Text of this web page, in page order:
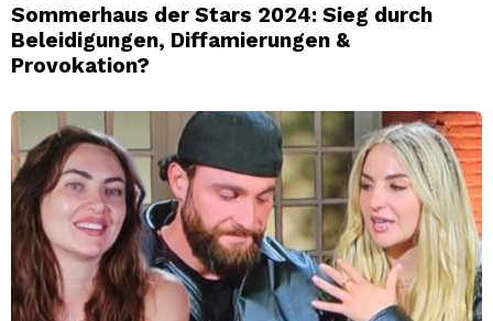
Sommerhaus der Stars 2024: Sieg durch
Beleidigungen, Diffamierungen &
Provokation?